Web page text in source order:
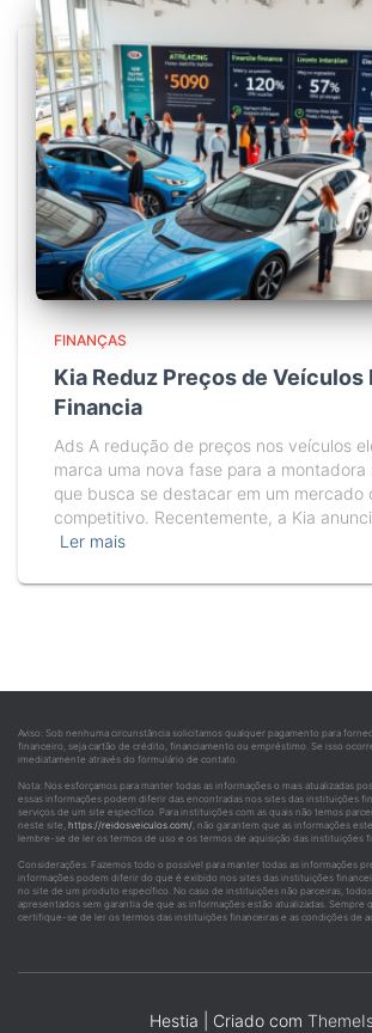
FINANÇAS
Kia Reduz Preços de Veículos
Financia
Ads A redução de preços nos veículos
marca uma nova fase para a montadora
que busca se destacar em um mercado
competitivo. Recentemente, a Kia
Ler mais
Aviso: Sob nenhuma circunstância solicitamos qualquer pagamento para
financeiro, seja cartão de crédito, financiamento ou empréstimo. Se isso
imediatamente através do formulário de contato.
Nota: Nos esforçamos para manter todas as informações o mais atualizadas
essas informações podem diferir das encontradas nos sites das instituições
serviços de um site específico. Para instituições com as quais não temos
neste site, https://reidosveiculos.com/, não garantem que as informações
lembre-se de ler os termos de uso e os termos de aquisição das instituições
Considerações: Fazemos todo o possível para manter todas as informações
informações podem diferir do que é exibido nos sites das instituições
no site de um produto específico. No caso de instituições não parceiras,
apresentados sem garantia de que as informações estão atualizadas. Sempre
certifique-se de ler os termos das instituições financeiras e as condições de
Hestia | Criado com